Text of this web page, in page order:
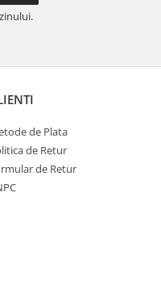
de Plata
de Retur
de Retur